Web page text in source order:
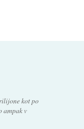
kot po
ampak v